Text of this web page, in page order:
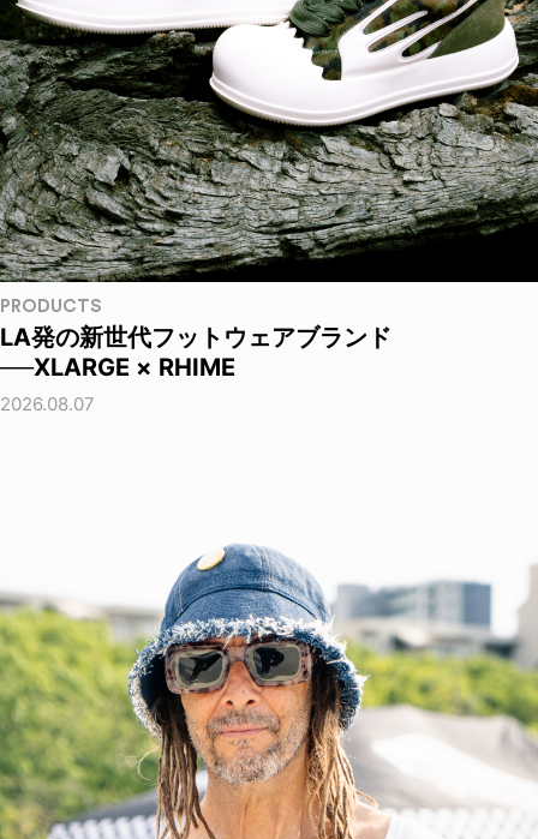
PRODUCTS
LA発の新世代フットウェアブランド
──XLARGE × RHIME
2026.08.07